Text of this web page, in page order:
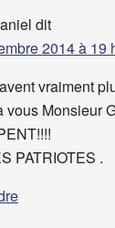
dit
2014 à 19
vraiment
vous Monsieur
PATRIOTES .